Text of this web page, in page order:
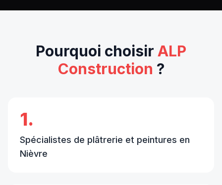
Pourquoi choisir ALP
Construction ?
1.
Spécialistes de plâtrerie et peintures en
Nièvre